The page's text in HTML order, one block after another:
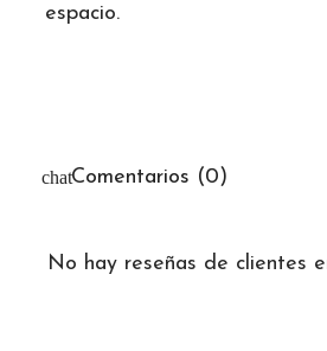
espacio.
Comentarios (0)
No hay reseñas de clientes